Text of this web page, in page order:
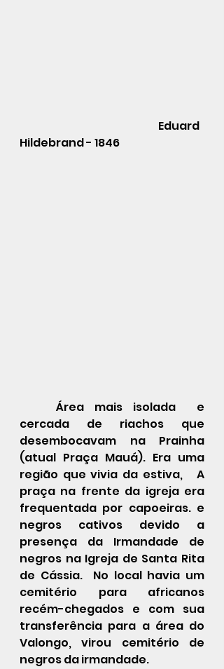
Hildebrand - 1846
cercada de riachos que
desembocavam na Prainha
(atual Praça Mauá). Era uma
região que vivia da estiva,   A
praça na frente da igreja era
frequentada por capoeiras. e
negros cativos devido a
presença da Irmandade de
negros na Igreja de Santa Rita
de Cássia.  No local havia um
cemitério para africanos
recém-chegados e com sua
transferência para a área do
Valongo, virou cemitério de
negros da irmandade.